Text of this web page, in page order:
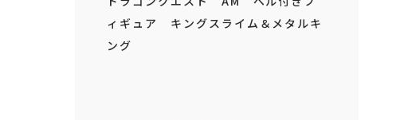
ィギュア キングスライム＆メタルキ
ング